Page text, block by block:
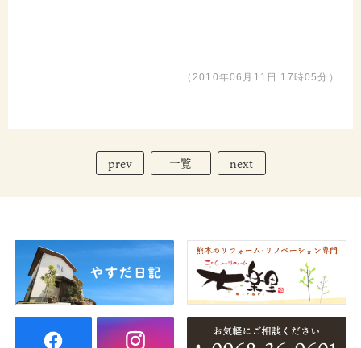
（2010年06月11日 17時05分）
prev 一覧 next